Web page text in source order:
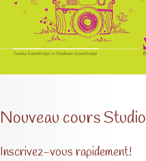
Nouveau cours Studio
Inscrivez-vous rapidement!